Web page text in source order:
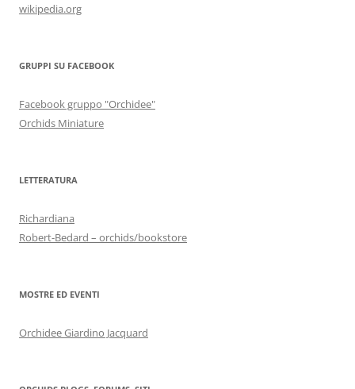
wikipedia.org
GRUPPI SU FACEBOOK
Facebook gruppo "Orchidee"
Orchids Miniature
LETTERATURA
Richardiana
Robert-Bedard – orchids/bookstore
MOSTRE ED EVENTI
Orchidee Giardino Jacquard